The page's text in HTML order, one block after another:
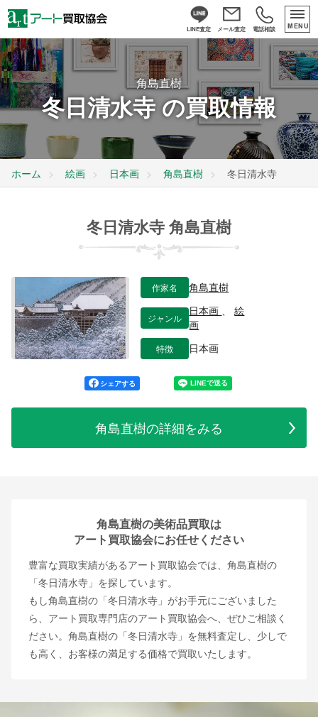
LINE査定 メール査定 電話相談 MENU
角島直樹
冬日清水寺 の買取情報
ホーム 絵画 日本画 角島直樹 冬日清水寺
冬日清水寺 角島直樹
作家名 角島直樹
ジャンル
日本画 、絵
画
特徴 日本画
シェアする
角島直樹の詳細をみる
角島直樹の美術品買取は
アート買取協会にお任せください
豊富な買取実績があるアート買取協会では、角島直樹の
「冬日清水寺」を探しています。
もし角島直樹の「冬日清水寺」がお手元にございました
ら、アート買取専門店のアート買取協会へ、ぜひご相談く
ださい。角島直樹の「冬日清水寺」を無料査定し、少しで
も高く、お客様の満足する価格で買取いたします。